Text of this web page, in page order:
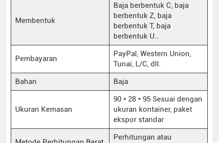
Membentuk
Baja berbentuk C, baja
berbentuk Z, baja
berbentuk T, baja
berbentuk U…
Pembayaran
PayPal, Western Union,
Tunai, L/C, dll.
Bahan
Baja
Ukuran Kemasan
90 * 28 * 95 Sesuai dengan
ukuran kontainer, paket
ekspor standar
Perhitungan atau